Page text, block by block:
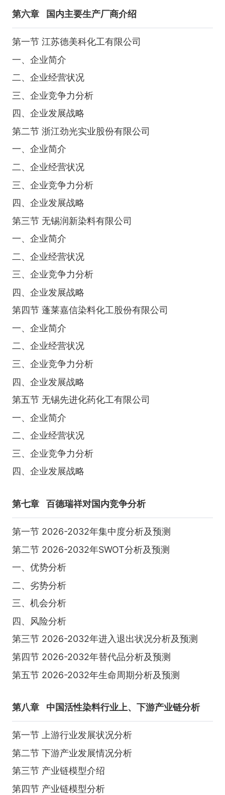
第六章 国内主要生产厂商介绍
第一节 江苏德美科化工有限公司
一、企业简介
二、企业经营状况
三、企业竞争力分析
四、企业发展战略
第二节 浙江劲光实业股份有限公司
一、企业简介
二、企业经营状况
三、企业竞争力分析
四、企业发展战略
第三节 无锡润新染料有限公司
一、企业简介
二、企业经营状况
三、企业竞争力分析
四、企业发展战略
第四节 蓬莱嘉信染料化工股份有限公司
一、企业简介
二、企业经营状况
三、企业竞争力分析
四、企业发展战略
第五节 无锡先进化药化工有限公司
一、企业简介
二、企业经营状况
三、企业竞争力分析
四、企业发展战略
第七章 百德瑞祥对国内竞争分析
第一节 2026-2032年集中度分析及预测
第二节 2026-2032年SWOT分析及预测
一、优势分析
二、劣势分析
三、机会分析
四、风险分析
第三节 2026-2032年进入退出状况分析及预测
第四节 2026-2032年替代品分析及预测
第五节 2026-2032年生命周期分析及预测
第八章 中国活性染料行业上、下游产业链分析
第一节 上游行业发展状况分析
第二节 下游产业发展情况分析
第三节 产业链模型介绍
第四节 产业链模型分析